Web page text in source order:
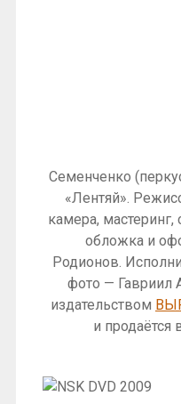
Семенченко
«Лентяй».
камера,
обложка и
Родионов.
фото — Гавриил
издательством
и продаётся